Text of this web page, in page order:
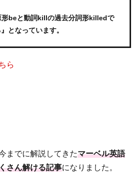
形beと動詞killの過去分詞形killedで
となっています。
ら
までに解説してきたマーベル英語
さん解ける記事になりました。